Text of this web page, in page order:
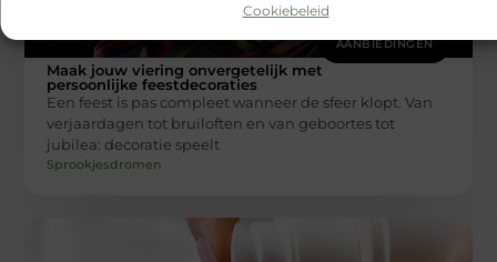
Cookiebeleid
AANBIEDINGEN
Maak jouw viering onvergetelijk met
persoonlijke feestdecoraties
Een feest is pas compleet wanneer de sfeer klopt. Van
verjaardagen tot bruiloften en van geboortes tot
jubilea: decoratie speelt
Sprookjesdromen